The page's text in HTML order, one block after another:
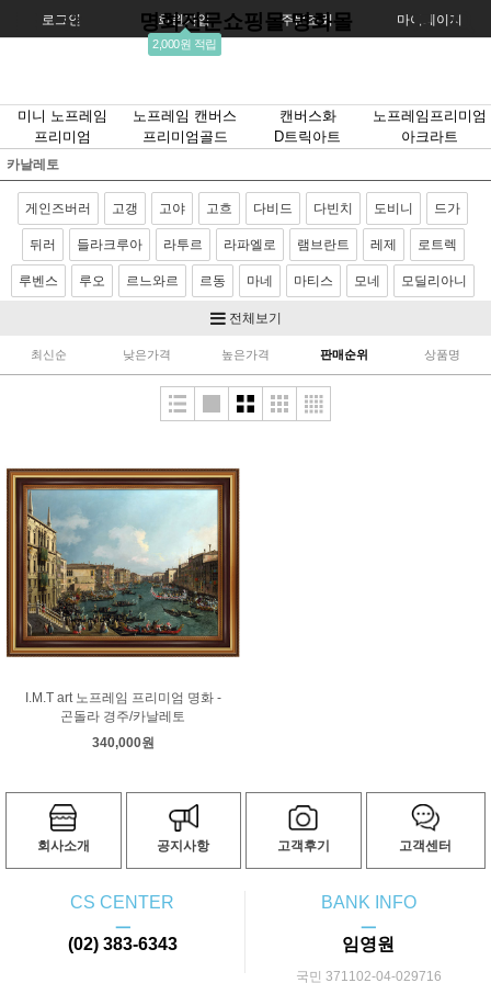
로그인 회원가입
2,000원 적립
주문조회 마이페이지
명화전문쇼핑몰 명화몰
미니 노프레임 노프레임 캔버스 캔버스화
노프레임프리미엄
프리미엄
프리미엄골드 D트릭아트 아크라트
카날레토
게인즈버러 고갱 고야 고흐 다비드 다빈치 도비니 드가
뒤러 들라크루아 라투르 라파엘로 램브란트 레제 로트렉
루벤스 루오 르느와르 르동 마네 마티스 모네 모딜리아니
미켈란젤로
벨라스케스 보티첼리 부셰 브론치노 브뢰겔 사전트
소로야 쇠라 스텁스 시냑
에곤쉴레 엘그레코 와토
쿠르베
티치아노 팡탱 라투르 푸생
하예츠 호머 호베마
전체보기
최신순 낮은가격 높은가격 판매순위 상품명
I.M.T art 노프레임 프리미엄 명화 -
곤돌라 경주/카날레토
340,000원
회사소개 공지사항 고객후기 고객센터
CS CENTER
ㅡ
(02) 383-6343
BANK INFO
ㅡ
임영원
국민 371102-04-029716